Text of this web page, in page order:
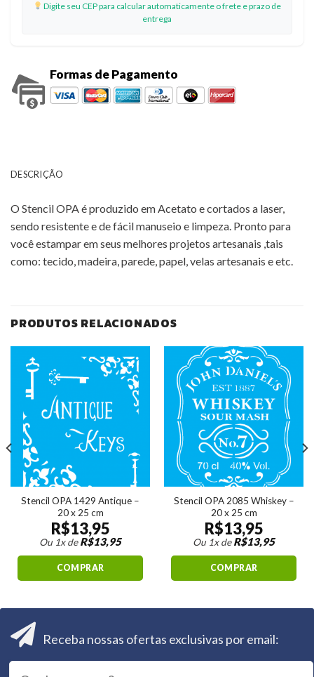
Digite seu CEP para calcular automaticamente o frete e prazo de
entrega
Formas de Pagamento
DESCRIÇÃO
O Stencil OPA é produzido em Acetato e cortados a laser,
sendo resistente e de fácil manuseio e limpeza. Pronto para
você estampar em seus melhores projetos artesanais ,tais
como: tecido, madeira, parede, papel, velas artesanais e etc.
PRODUTOS RELACIONADOS
Stencil OPA 1429 Antique –
20 x 25 cm
R$13,95
Ou 1x deR$13,95
COMPRAR
Stencil OPA 2085 Whiskey –
20 x 25 cm
R$13,95
Ou 1x deR$13,95
COMPRAR
Receba nossas ofertas exclusivas por email: